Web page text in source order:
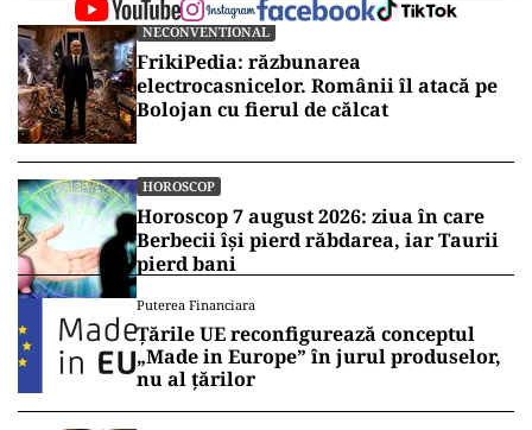
NECONVENTIONAL
FrikiPedia: răzbunarea
electrocasnicelor. Românii îl atacă pe
Bolojan cu fierul de călcat
HOROSCOP
Horoscop 7 august 2026: ziua în care
Berbecii își pierd răbdarea, iar Taurii
pierd bani
Puterea Financiara
Țările UE reconfigurează conceptul
„Made in Europe” în jurul produselor,
nu al țărilor